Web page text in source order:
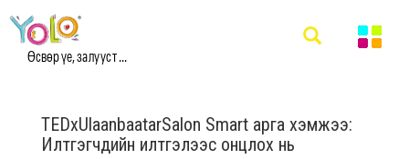
Өсвөр үе, залууст ...
TEDxUlaanbaatarSalon Smart арга хэмжээ:
Илтгэгчдийн илтгэлээс онцлох нь